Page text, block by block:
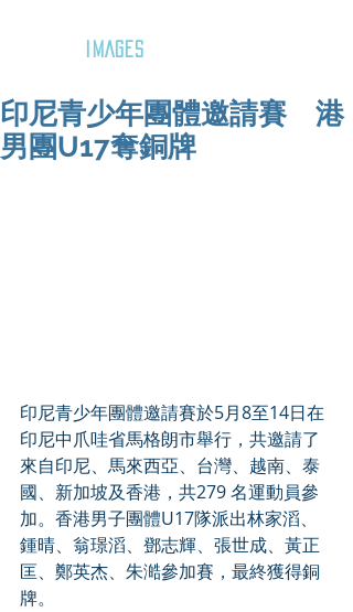
IMAGES
印尼青少年團體邀請賽 港
男團U17奪銅牌
印尼青少年團體邀請賽於5月8至14日在
印尼中爪哇省馬格朗市舉行，共邀請了
來自印尼、馬來西亞、台灣、越南、泰
國、新加坡及香港，共279 名運動員參
加。香港男子團體U17隊派出林家滔、
鍾晴、翁璟滔、鄧志輝、張世成、黃正
匡、鄭英杰、朱澔參加賽，最終獲得銅
牌。